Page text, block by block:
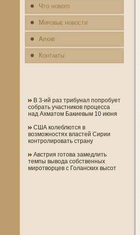
Что нового
Мировые новости
Архив
Контакты
В 3-ий раз трибунал попробует
собрать участников процесса
над Ахматом Бакиевым 10 июня
США колеблются в
возможностях властей Сирии
контролировать страну
Австрия готова замедлить
темпы вывода собственных
миротворцев с Голанских высот